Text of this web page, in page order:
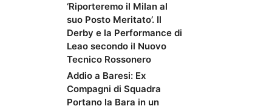
‘Riporteremo il Milan al
suo Posto Meritato’. Il
Derby e la Performance di
Leao secondo il Nuovo
Tecnico Rossonero
Addio a Baresi: Ex
Compagni di Squadra
Portano la Bara in un